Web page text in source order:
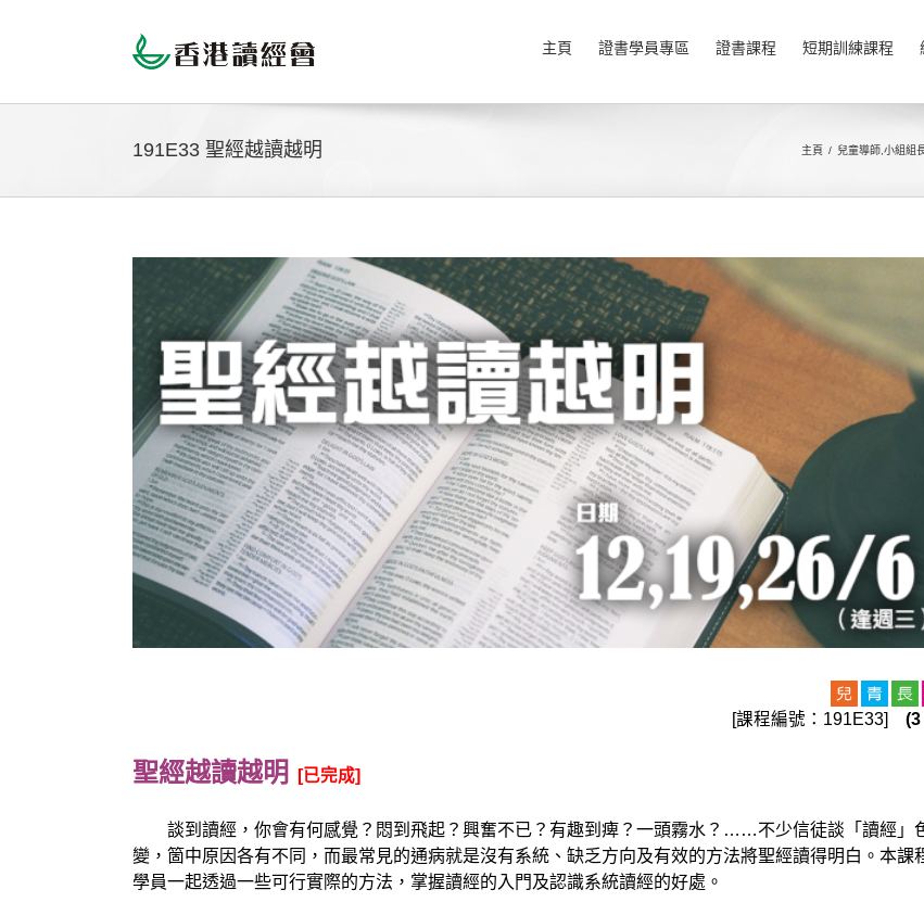
主頁 證書學員專區 證書課程 短期訓練課程
191E33 聖經越讀越明 主頁 兒童導師 小組組
Larger
Image
[課程編號：191E33] (3
聖經越讀越明 [已完成]
談到讀經，你會有何感覺？悶到飛起？興奮不已？有趣到痺？一頭霧水？……不少信徒談「讀經」
變，箇中原因各有不同，而最常見的通病就是沒有系統、缺乏方向及有效的方法將聖經讀得明白。本課
學員一起透過一些可行實際的方法，掌握讀經的入門及認識系統讀經的好處。